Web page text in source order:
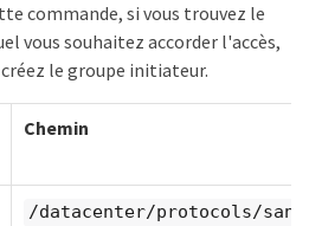
commande, si vous trouvez le
vous souhaitez accorder l'accès,
le groupe initiateur.
Chemin
/datacenter/protocols/san/